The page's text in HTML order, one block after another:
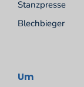
Stanzpresse
Blechbieger
Um